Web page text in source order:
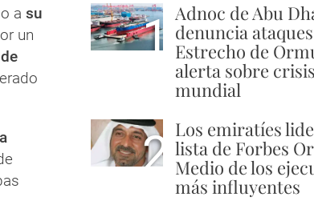
a su
un
1 Adnoc de Abu
denuncia
Estrecho de
alerta sobre crisis
mundial
2 Los emiratíes
lista de Forbes
Medio de los
más influyentes